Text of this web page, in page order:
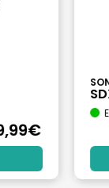
,99€